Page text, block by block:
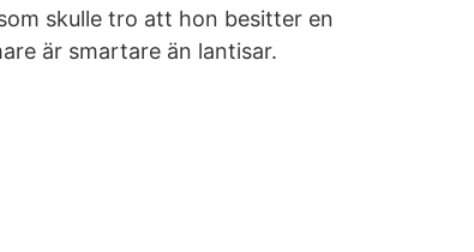
skulle tro att hon besitter en
är smartare än lantisar.